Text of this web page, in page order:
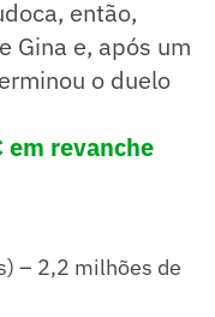
então,
Gina e, após um
o duelo
em revanche
– 2,2 milhões de